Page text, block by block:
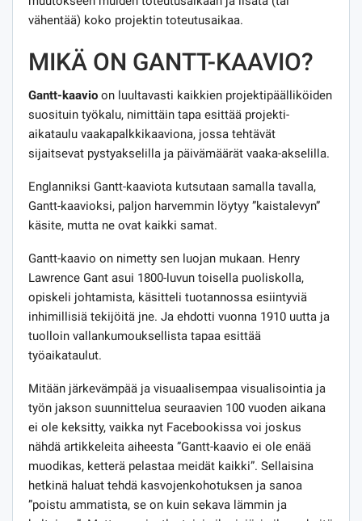
vähentää) koko projektin toteutusaikaa.
MIKÄ ON GANTT-KAAVIO?
Gantt-kaavio on luultavasti kaikkien projektipäälliköiden
suosituin työkalu, nimittäin tapa esittää projekti-
aikataulu vaakapalkkikaaviona, jossa tehtävät
sijaitsevat pystyakselilla ja päivämäärät vaaka-akselilla.
Englanniksi Gantt-kaaviota kutsutaan samalla tavalla,
Gantt-kaavioksi, paljon harvemmin löytyy ”kaistalevyn”
käsite, mutta ne ovat kaikki samat.
Gantt-kaavio on nimetty sen luojan mukaan. Henry
Lawrence Gant asui 1800-luvun toisella puoliskolla,
opiskeli johtamista, käsitteli tuotannossa esiintyviä
inhimillisiä tekijöitä jne. Ja ehdotti vuonna 1910 uutta ja
tuolloin vallankumouksellista tapaa esittää
työaikataulut.
Mitään järkevämpää ja visuaalisempaa visualisointia ja
työn jakson suunnittelua seuraavien 100 vuoden aikana
ei ole keksitty, vaikka nyt Facebookissa voi joskus
nähdä artikkeleita aiheesta ”Gantt-kaavio ei ole enää
muodikas, ketterä pelastaa meidät kaikki”. Sellaisina
hetkinä haluat tehdä kasvojenkohotuksen ja sanoa
”poistu ammatista, se on kuin sekava lämmin ja